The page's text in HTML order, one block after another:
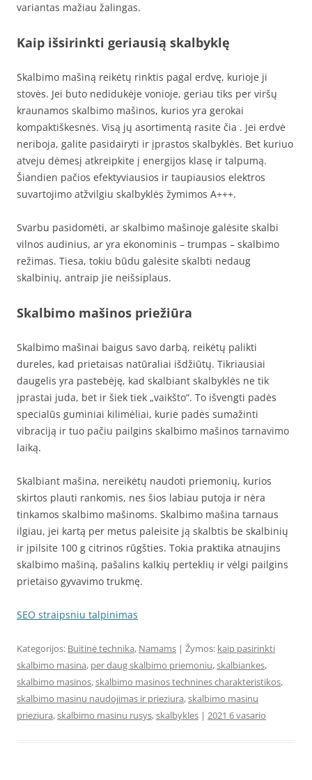
variantas mažiau žalingas.
Kaip išsirinkti geriausią skalbyklę
Skalbimo mašiną reikėtų rinktis pagal erdvę, kurioje ji
stovės. Jei buto nedidukėje vonioje, geriau tiks per viršų
kraunamos skalbimo mašinos, kurios yra gerokai
kompaktiškesnės. Visą jų asortimentą rasite čia . Jei erdvė
neriboja, galite pasidairyti ir įprastos skalbyklės. Bet kuriuo
atveju dėmesį atkreipkite į energijos klasę ir talpumą.
Šiandien pačios efektyviausios ir taupiausios elektros
suvartojimo atžvilgiu skalbyklės žymimos A+++.
Svarbu pasidomėti, ar skalbimo mašinoje galėsite skalbi
vilnos audinius, ar yra ekonominis – trumpas – skalbimo
režimas. Tiesa, tokiu būdu galėsite skalbti nedaug
skalbinių, antraip jie neišsiplaus.
Skalbimo mašinos priežiūra
Skalbimo mašinai baigus savo darbą, reikėtų palikti
dureles, kad prietaisas natūraliai išdžiūtų. Tikriausiai
daugelis yra pastebėję, kad skalbiant skalbyklės ne tik
įprastai juda, bet ir šiek tiek „vaikšto“. To išvengti padės
specialūs guminiai kilimėliai, kurie padės sumažinti
vibraciją ir tuo pačiu pailgins skalbimo mašinos tarnavimo
laiką.
Skalbiant mašina, nereikėtų naudoti priemonių, kurios
skirtos plauti rankomis, nes šios labiau putoja ir nėra
tinkamos skalbimo mašinoms. Skalbimo mašina tarnaus
ilgiau, jei kartą per metus paleisite ją skalbtis be skalbinių
ir įpilsite 100 g citrinos rūgšties. Tokia praktika atnaujins
skalbimo mašiną, pašalins kalkių perteklių ir vėlgi pailgins
prietaiso gyvavimo trukmę.
SEO straipsniu talpinimas
Kategorijos: Buitinė technika, Namams | Žymos: kaip pasirinkti
skalbimo masina, per daug skalbimo priemoniu,skalbiankes,
skalbimo masinos,skalbimo masinos technines charakteristikos,
skalbimo masinu naudojimas ir prieziura,skalbimo masinu
prieziura,skalbimo masinu rusys,skalbykles | 2021 6 vasario